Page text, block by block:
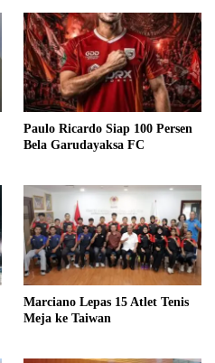
Paulo Ricardo Siap 100 Persen
Bela Garudayaksa FC
Marciano Lepas 15 Atlet Tenis
Meja ke Taiwan